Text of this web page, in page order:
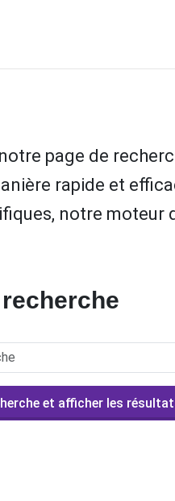
page de
rapide et
notre moteur